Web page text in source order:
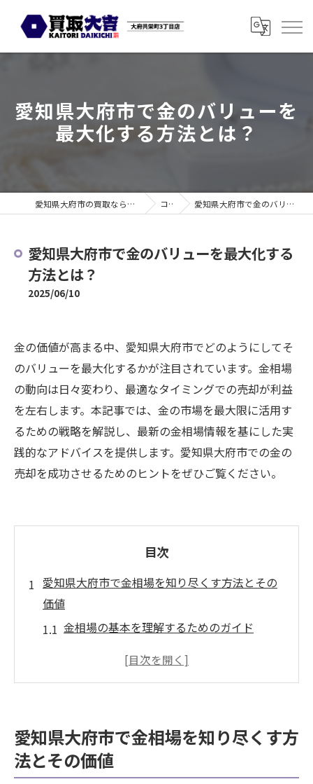
愛知県大府市で金のバリューを
最大化する方法とは？
愛知県大府市の買取なら買取大吉 大府共栄町3丁目店 コラム 愛知県大府市で金のバリューを最大化する方法とは？
愛知県大府市で金のバリューを最大化する
方法とは？
2025/06/10
金の価値が高まる中、愛知県大府市でどのようにしてそ
のバリューを最大化するかが注目されています。金相場
の動向は日々変わり、最適なタイミングでの売却が利益
を左右します。本記事では、金の市場を最大限に活用す
るための戦略を解説し、最新の金相場情報を基にした実
践的なアドバイスを提供します。愛知県大府市での金の
売却を成功させるためのヒントをぜひご覧ください。
目次
愛知県大府市で金相場を知り尽くす方法とその
価値
金相場の基本を理解するためのガイド
愛知県大府市の市場特性とその影響
愛知県大府市の経済状況が金相場に与える
影響
愛知県大府市で金相場を知り尽くす方
法とその価値